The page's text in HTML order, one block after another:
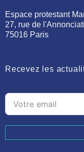
Espace protestant
27, rue de
75016 Paris
Recevez les